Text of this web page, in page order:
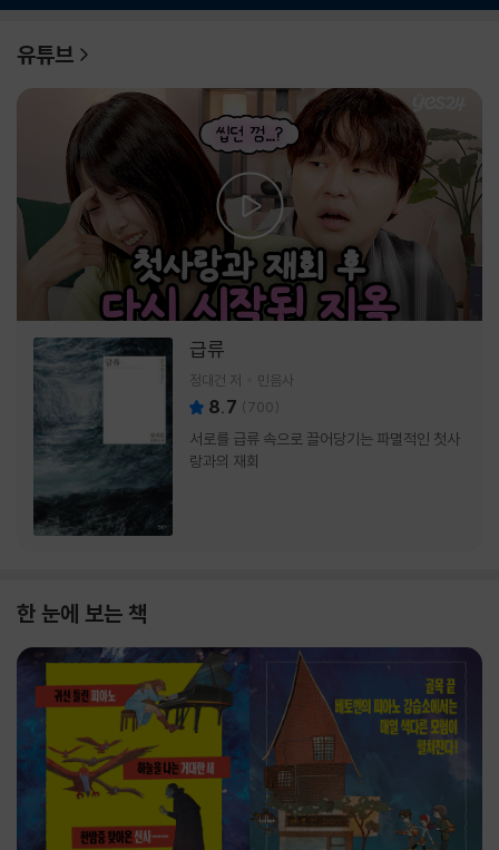
유튜브
급류
정대건 저 민음사
8.7 (700)
서로를 급류 속으로 끌어당기는 파멸적인 첫사
랑과의 재회
한 눈에 보는 책